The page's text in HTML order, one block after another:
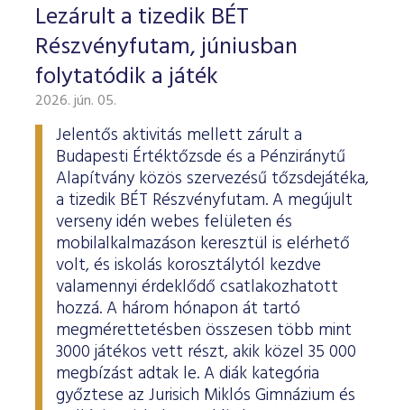
Lezárult a tizedik BÉT
Részvényfutam, júniusban
folytatódik a játék
2026. jún. 05.
Jelentős aktivitás mellett zárult a
Budapesti Értéktőzsde és a Pénziránytű
Alapítvány közös szervezésű tőzsdejátéka,
a tizedik BÉT Részvényfutam. A megújult
verseny idén webes felületen és
mobilalkalmazáson keresztül is elérhető
volt, és iskolás korosztálytól kezdve
valamennyi érdeklődő csatlakozhatott
hozzá. A három hónapon át tartó
megmérettetésben összesen több mint
3000 játékos vett részt, akik közel 35 000
megbízást adtak le. A diák kategória
győztese az Jurisich Miklós Gimnázium és